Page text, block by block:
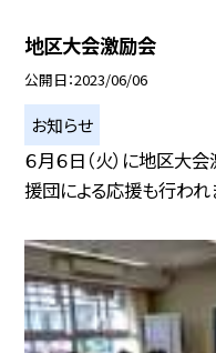
地区大会激励会
公開日 2023/06/06
お知らせ
６月６日（火）に地区大
援団による応援も行われ